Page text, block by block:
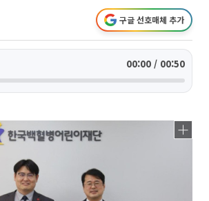
구글 선호매체 추가
00:00 / 00:50